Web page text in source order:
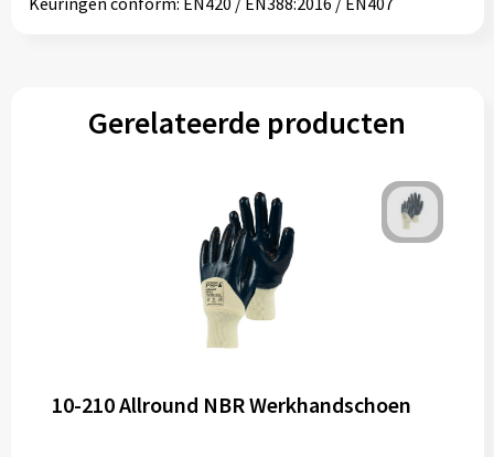
Gerelateerde producten
10-210 Allround NBR Werkhandschoen